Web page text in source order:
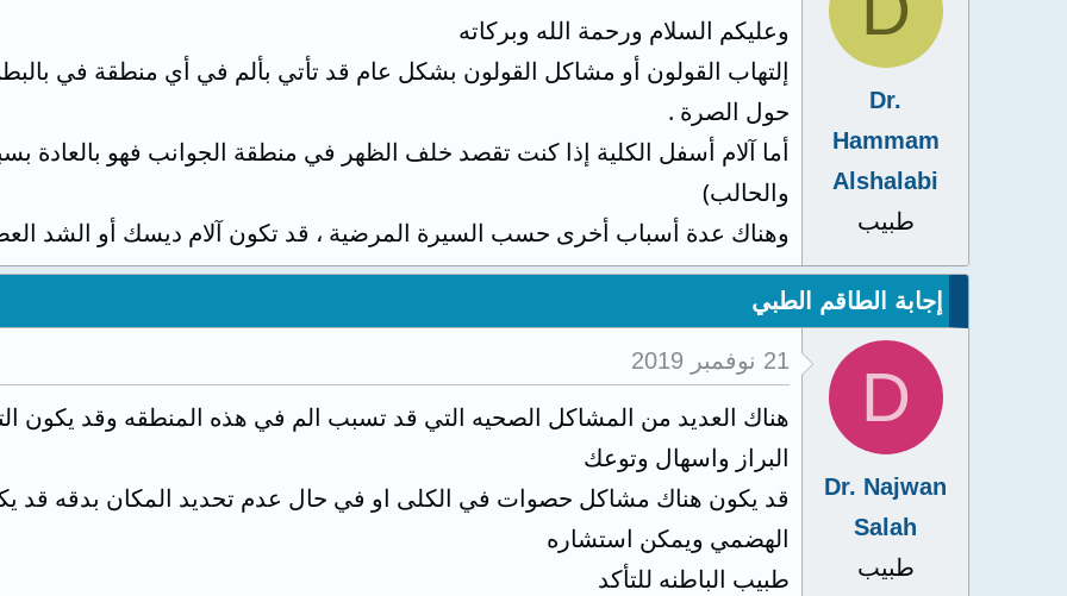
Dr.
Hammam
Alshalabi
طبيب
وعليكم السلام ورحمة الله وبركاته
إلتهاب القولون أو مشاكل القولون بشكل عام قد تأتي بألم في أي منطقة في
حول الصرة .
أما آلام أسفل الكلية إذا كنت تقصد خلف الظهر في منطقة الجوانب فهو بالعادة
والحالب)
وهناك عدة أسباب أخرى حسب السيرة المرضية ، قد تكون آلام ديسك أو الشد
إجابة الطاقم الطبي
D
Dr. Najwan
Salah
طبيب
21 نوفمبر 2019
هناك العديد من المشاكل الصحيه التي قد تسبب الم في هذه المنطقه وقد يكون
البراز واسهال وتوعك
قد يكون هناك مشاكل حصوات في الكلى او في حال عدم تحديد المكان بدقه قد
الهضمي ويمكن استشاره
طبيب الباطنه للتأكد